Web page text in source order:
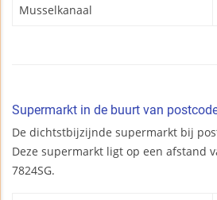
Musselkanaal
Supermarkt in de buurt van
De dichtstbijzijnde supermarkt bij
Deze supermarkt ligt op een afstand
7824SG.